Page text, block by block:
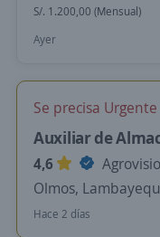
S/. 1.200,00 (Mensual)
Ayer
Se precisa Urgente
Auxiliar de
4,6
Olmos,
Hace 2 días